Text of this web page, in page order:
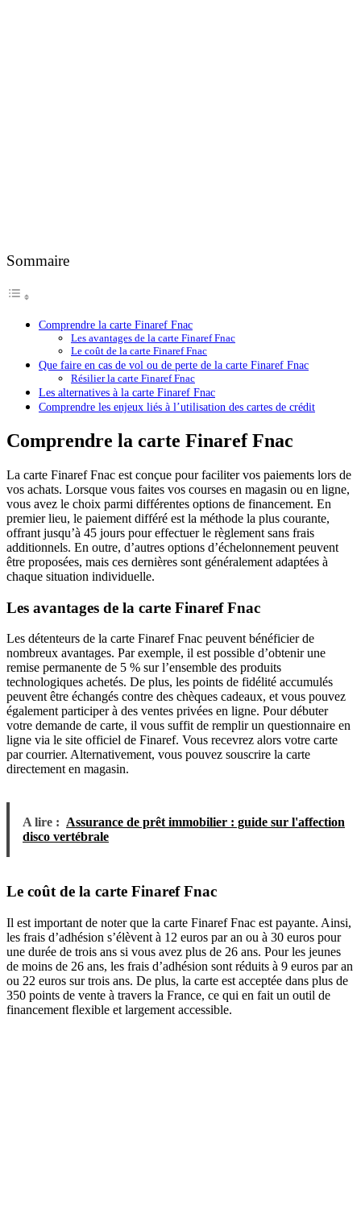
Sommaire
Comprendre la carte Finaref Fnac
Les avantages de la carte Finaref Fnac
Le coût de la carte Finaref Fnac
Que faire en cas de vol ou de perte de la carte Finaref Fnac
Résilier la carte Finaref Fnac
Les alternatives à la carte Finaref Fnac
Comprendre les enjeux liés à l’utilisation des cartes de crédit
Comprendre la carte Finaref Fnac
La carte Finaref Fnac est conçue pour faciliter vos paiements lors de
vos achats. Lorsque vous faites vos courses en magasin ou en ligne,
vous avez le choix parmi différentes options de financement. En
premier lieu, le paiement différé est la méthode la plus courante,
offrant jusqu’à 45 jours pour effectuer le règlement sans frais
additionnels. En outre, d’autres options d’échelonnement peuvent
être proposées, mais ces dernières sont généralement adaptées à
chaque situation individuelle.
Les avantages de la carte Finaref Fnac
Les détenteurs de la carte Finaref Fnac peuvent bénéficier de
nombreux avantages. Par exemple, il est possible d’obtenir une
remise permanente de 5 % sur l’ensemble des produits
technologiques achetés. De plus, les points de fidélité accumulés
peuvent être échangés contre des chèques cadeaux, et vous pouvez
également participer à des ventes privées en ligne. Pour débuter
votre demande de carte, il vous suffit de remplir un questionnaire en
ligne via le site officiel de Finaref. Vous recevrez alors votre carte
par courrier. Alternativement, vous pouvez souscrire la carte
directement en magasin.
A lire : Assurance de prêt immobilier : guide sur l'affection
disco vertébrale
Le coût de la carte Finaref Fnac
Il est important de noter que la carte Finaref Fnac est payante. Ainsi,
les frais d’adhésion s’élèvent à 12 euros par an ou à 30 euros pour
une durée de trois ans si vous avez plus de 26 ans. Pour les jeunes
de moins de 26 ans, les frais d’adhésion sont réduits à 9 euros par an
ou 22 euros sur trois ans. De plus, la carte est acceptée dans plus de
350 points de vente à travers la France, ce qui en fait un outil de
financement flexible et largement accessible.